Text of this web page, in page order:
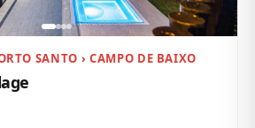
SANTO › CAMPO DE BAIXO